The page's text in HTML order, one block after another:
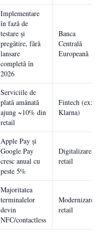
Implementare
în fază de
testare și
pregătire, fără
lansare
completă în
2026
Banca
Centrală
Europeană
Serviciile de
plată amânată
ajung ~10% din
retail
Fintech (ex:
Klarna)
Apple Pay și
Google Pay
cresc anual cu
peste 5%
Digitalizare
retail
Majoritatea
terminalelor
devin
NFC/contactless
Modernizare
retail